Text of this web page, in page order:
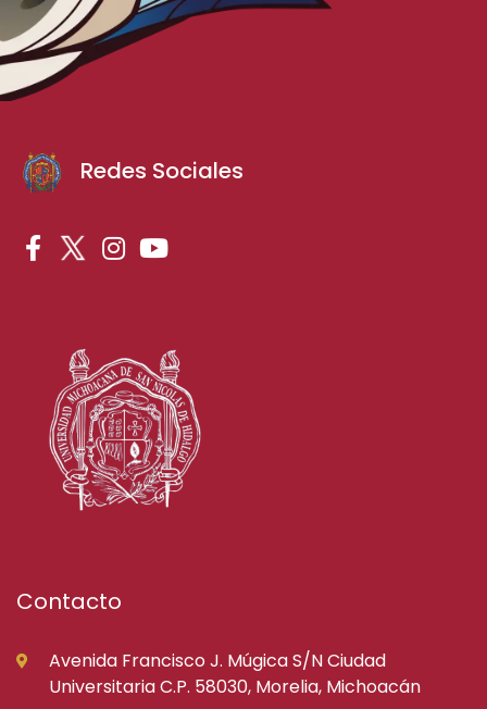
Redes Sociales
Contacto
Avenida Francisco J. Múgica S/N Ciudad
Universitaria C.P. 58030, Morelia, Michoacán